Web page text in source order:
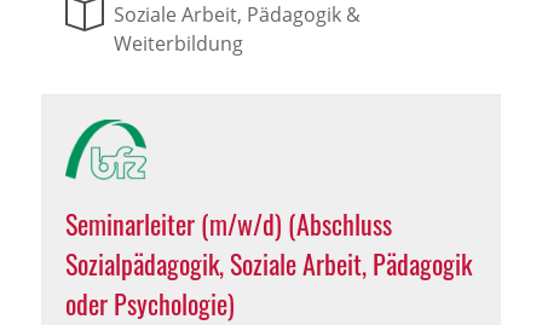
Soziale Arbeit, Pädagogik &
Weiterbildung
Seminarleiter (m/w/d) (Abschluss
Sozialpädagogik, Soziale Arbeit, Pädagogik
oder Psychologie)